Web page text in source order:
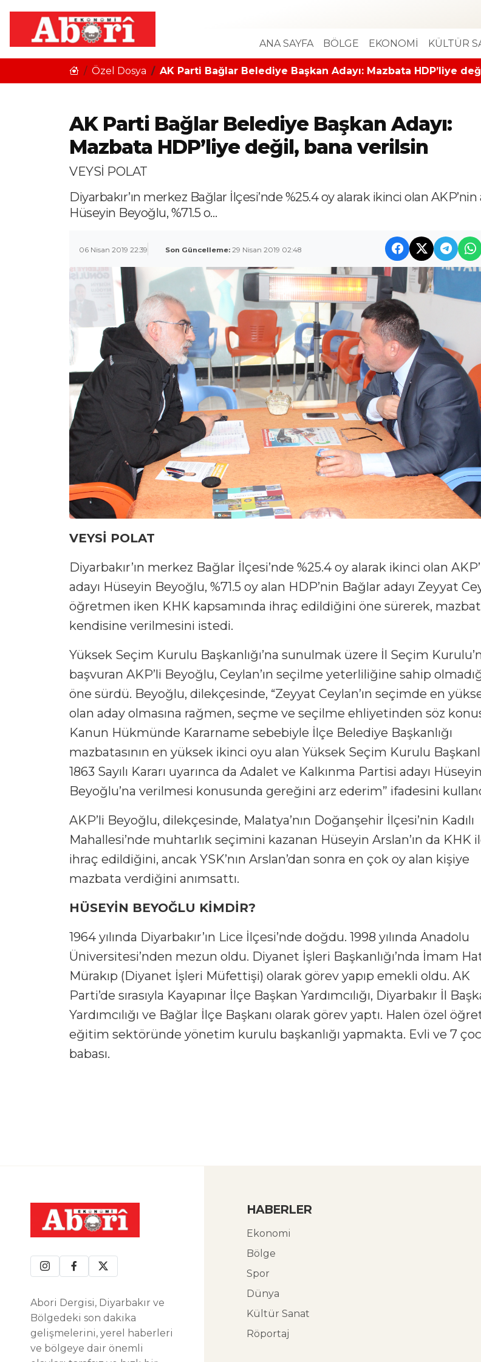
ANA SAYFA BÖLGE EKONOMİ KÜLTÜR
Özel Dosya AK Parti Bağlar Belediye Başkan Adayı: Mazbata HDP’liye
AK Parti Bağlar Belediye Başkan Adayı:
Mazbata HDP’liye değil, bana verilsin
VEYSİ POLAT
Diyarbakır’ın merkez Bağlar İlçesi’nde %25.4 oy alarak ikinci olan AKP’nin
Hüseyin Beyoğlu, %71.5 o…
06 Nisan 2019 22:39 Son Güncelleme: 29 Nisan 2019 02:48
VEYSİ POLAT
Diyarbakır’ın merkez Bağlar İlçesi’nde %25.4 oy alarak ikinci olan
adayı Hüseyin Beyoğlu, %71.5 oy alan HDP’nin Bağlar adayı Zeyyat
öğretmen iken KHK kapsamında ihraç edildiğini öne sürerek,
kendisine verilmesini istedi.
Yüksek Seçim Kurulu Başkanlığı’na sunulmak üzere İl Seçim
başvuran AKP’li Beyoğlu, Ceylan’ın seçilme yeterliliğine sahip
öne sürdü. Beyoğlu, dilekçesinde, “Zeyyat Ceylan’ın seçimde en
olan aday olmasına rağmen, seçme ve seçilme ehliyetinden söz
Kanun Hükmünde Kararname sebebiyle İlçe Belediye Başkanlığı
mazbatasının en yüksek ikinci oyu alan Yüksek Seçim Kurulu
1863 Sayılı Kararı uyarınca da Adalet ve Kalkınma Partisi adayı Hüseyin
Beyoğlu’na verilmesi konusunda gereğini arz ederim” ifadesini
AKP’li Beyoğlu, dilekçesinde, Malatya’nın Doğanşehir İlçesi’nin Kadılı
Mahallesi’nde muhtarlık seçimini kazanan Hüseyin Arslan’ın da KHK
ihraç edildiğini, ancak YSK’nın Arslan’dan sonra en çok oy alan kişiye
mazbata verdiğini anımsattı.
HÜSEYİN BEYOĞLU KİMDİR?
1964 yılında Diyarbakır’ın Lice İlçesi’nde doğdu. 1998 yılında Anadolu
Üniversitesi’nden mezun oldu. Diyanet İşleri Başkanlığı’nda İmam
Mürakıp (Diyanet İşleri Müfettişi) olarak görev yapıp emekli oldu. AK
Parti’de sırasıyla Kayapınar İlçe Başkan Yardımcılığı, Diyarbakır İl
Yardımcılığı ve Bağlar İlçe Başkanı olarak görev yaptı. Halen özel
eğitim sektöründe yönetim kurulu başkanlığı yapmakta. Evli ve 7
babası.
Abori Dergisi, Diyarbakır ve
Bölgedeki son dakika
gelişmelerini, yerel haberleri
ve bölgeye dair önemli
HABERLER
Ekonomi
Bölge
Spor
Dünya
Kültür Sanat
Röportaj